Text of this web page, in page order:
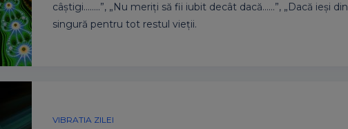
câștigi……..”, „Nu meriți să fii iubit decât dacă……”, „Dacă ieși
singură pentru tot restul vieții.
VIBRATIA ZILEI